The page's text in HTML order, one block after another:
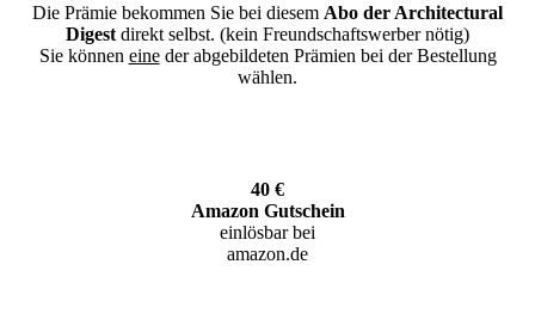
Die Prämie bekommen Sie bei diesem Abo der Architectural
Digest direkt selbst. (kein Freundschaftswerber nötig)
Sie können eineder abgebildeten Prämien bei der Bestellung
wählen.
40 €
Amazon Gutschein
einlösbar bei
amazon.de